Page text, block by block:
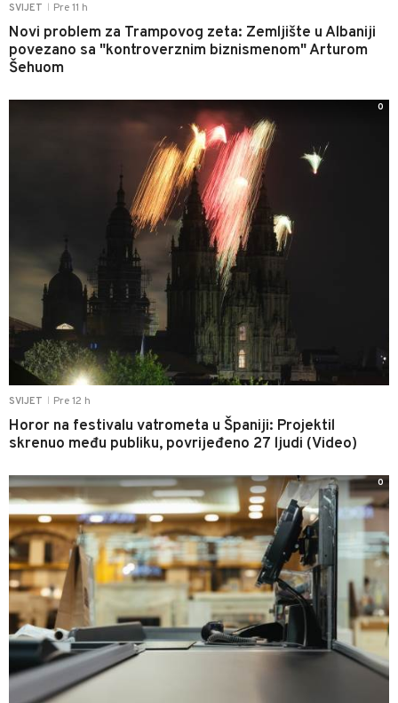
SVIJET Pre 11 h
Novi problem za Trampovog zeta: Zemljište u Albaniji
povezano sa "kontroverznim biznismenom" Arturom
Šehuom
SVIJET Pre 12 h
Horor na festivalu vatrometa u Španiji: Projektil
skrenuo među publiku, povrijeđeno 27 ljudi (Video)
0
0